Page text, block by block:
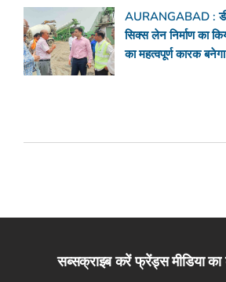
AURANGABAD :
सिक्स लेन निर्माण का
का महत्वपूर्ण कारक
सब्सक्राइब करें फ्रेंड्स मीडिया